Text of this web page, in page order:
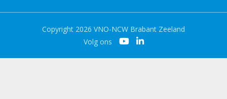
Copyright 2026 VNO-NCW Brabant Zeeland
Volg ons